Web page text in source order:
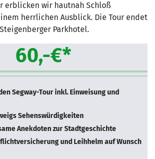
erblicken wir hautnah Schloß
herrlichen Ausblick. Die Tour endet
Parkhotel.
60,-€*
Segway-Tour inkl. Einweisung und
Sehenswürdigkeiten
Anekdoten zur Stadtgeschichte
und Leihhelm auf Wunsch